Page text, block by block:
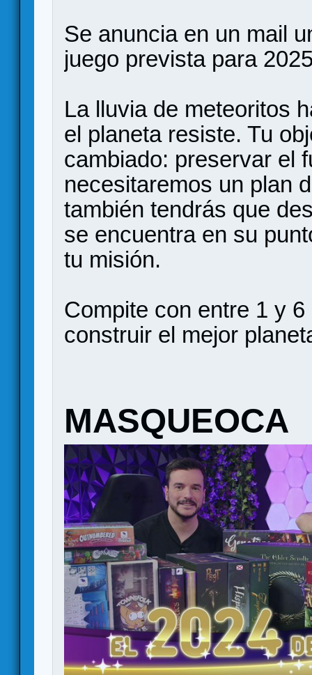
Se anuncia en un mail
juego prevista para
La lluvia de meteoritos
el planeta resiste. Tu
cambiado: preservar el
necesitaremos un plan
también tendrás que
se encuentra en su
tu misión.
Compite con entre 1 y
construir el mejor
MASQUEOCA